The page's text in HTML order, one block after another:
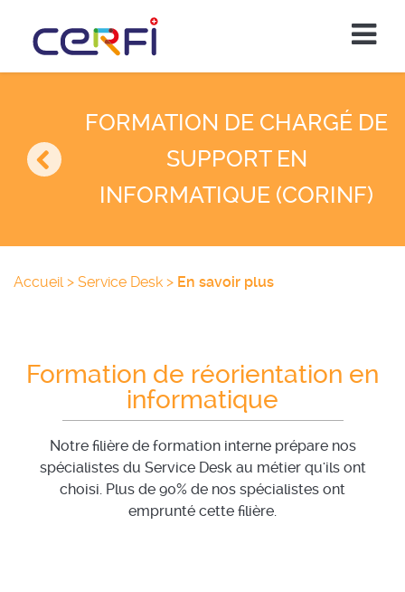
FORMATION DE CHARGÉ DE
SUPPORT EN
INFORMATIQUE (CORINF)
Accueil> Service Desk > En savoir plus
Formation de réorientation en
informatique
Notre filière de formation interne prépare nos
spécialistes du Service Desk au métier qu'ils ont
choisi. Plus de 90% de nos spécialistes ont
emprunté cette filière.